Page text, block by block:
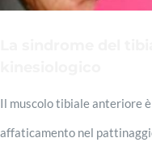
Il muscolo tibiale anteriore
affaticamento nel